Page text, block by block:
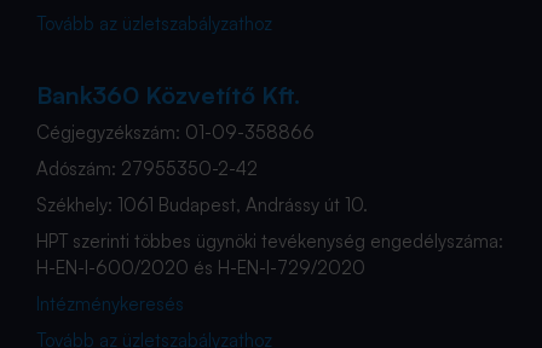
Tovább az üzletszabályzathoz
Bank360 Közvetítő Kft.
Cégjegyzékszám: 01-09-358866
Adószám: 27955350-2-42
Székhely: 1061 Budapest, Andrássy út 10.
HPT szerinti többes ügynöki tevékenység engedélyszáma:
H-EN-I-600/2020 és H-EN-I-729/2020
Intézménykeresés
Tovább az üzletszabályzathoz